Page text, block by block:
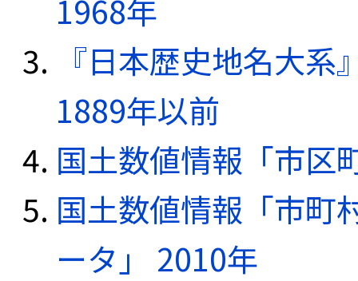
1968年
『日本歴史地名大
1889年以前
国土数値情報「市区
国土数値情報「市町
ータ」 2010年